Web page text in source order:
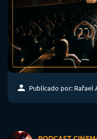
Publicado por: Rafael